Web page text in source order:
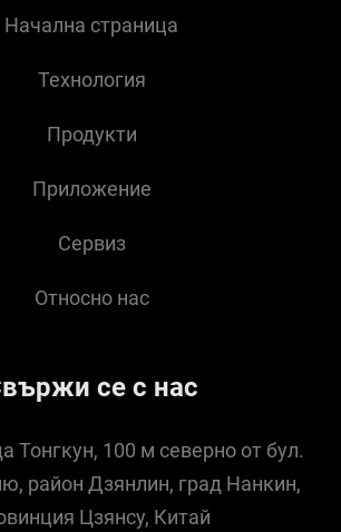
Начална страница
Технология
Продукти
Приложение
Сервиз
Относно нас
се с нас
Тонгкун, 100 м северно от бул.
район Дзянлин, град Нанкин,
Цзянсу, Китай